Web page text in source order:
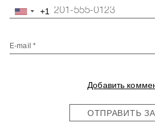
United+1
E-mail *
Добавить
ОТПРАВИТЬ